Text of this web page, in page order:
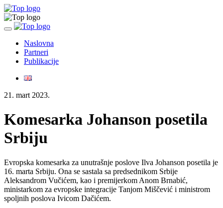
Toggle
navigationNaslovna
Partneri
Publikacije
21. mart 2023.
Komesarka Johanson posetila
Srbiju
Evropska komesarka za unutrašnje poslove Ilva Johanson posetila je
16. marta Srbiju. Ona se sastala sa predsednikom Srbije
Aleksandrom Vučićem, kao i premijerkom Anom Brnabić,
ministarkom za evropske integracije Tanjom Miščević i ministrom
spoljnih poslova Ivicom Dačićem.